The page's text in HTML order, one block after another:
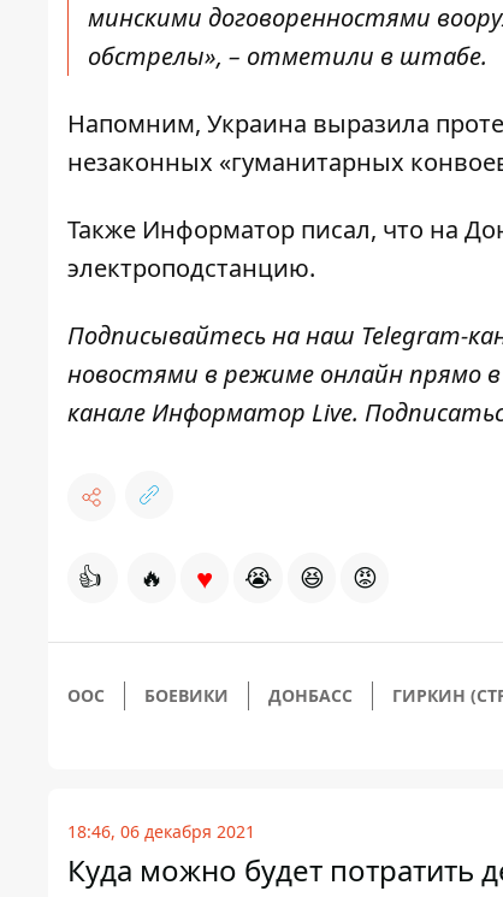
минскими договоренностями
обстрелы», – отметили в штабе.
Напомним, Украина выразила
незаконных «гуманитарных
Также Информатор писал, что на
электроподстанцию.
Подписывайтесь на наш Telegram-
новостями в режиме онлайн прямо
канале Информатор Live.
👍 🔥 ♥ 😭 😆 😡
ООС БОЕВИКИ ДОНБАСС ГИРКИН
18:46, 06 декабря 2021
Куда можно будет потратить